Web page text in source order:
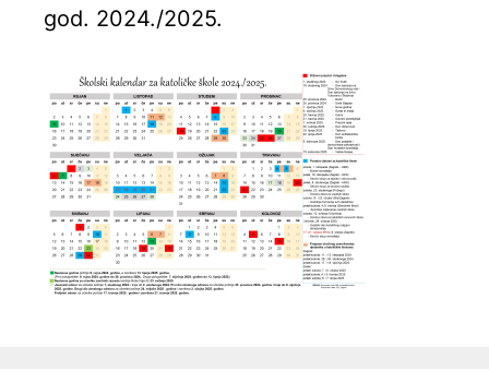
god. 2024./2025.